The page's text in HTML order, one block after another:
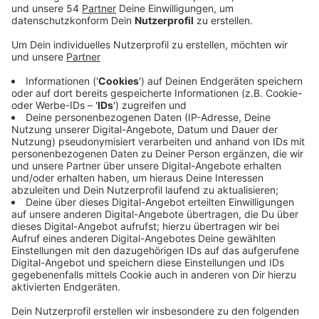
Dienstag, 29.04.2025 15:17
Auf der Prioritätenliste ganz oben stehen etwa das
Projekt 19 Häuser am Hauptbahnhof, das ehemalige
Beines-Gelände oder das Areal Am Torfbend in
Mülfort. Bei diesen Projekten sind die Planungen
entweder so gut wie abgeschlossen oder sie werden
in den nächsten 3 Jahren fertig. Die Kategorie "Mittel"
soll dann in den nächsten 3 bis 10 Jahren fertig
geplant sein - darunter neuer Wohnraum in Windberg,
Giesenkirchen und Rheydt. Längerfristig - also in 10
oder mehr Jahren - plant die Stadt außerdem neue
Wohngebiete in Eicken, Venn, Rönneter und
Rheindahlen. Insgesamt glaubt die Stadt so, in den